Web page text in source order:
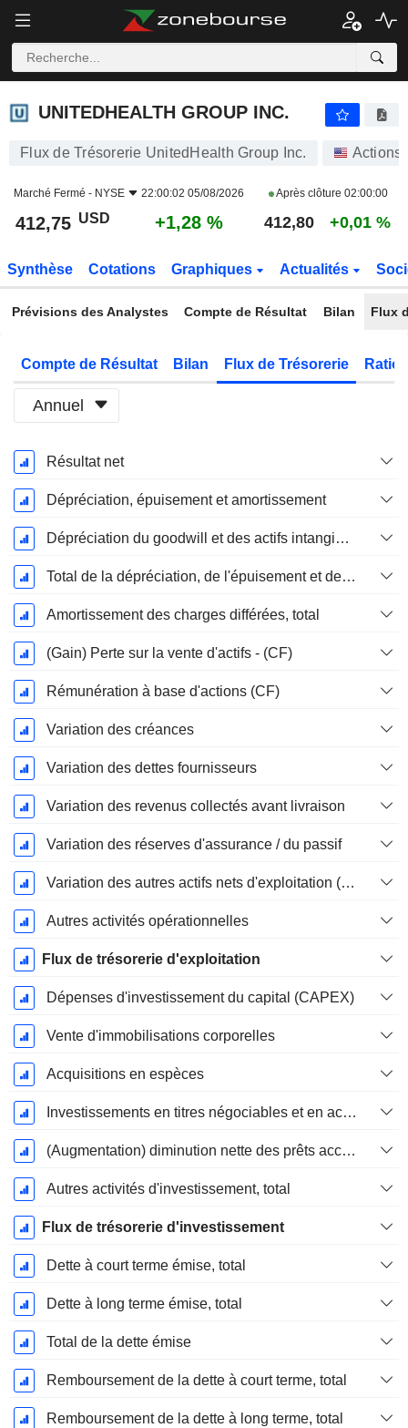
UNITEDHEALTH GROUP INC.
Flux de Trésorerie UnitedHealth Group Inc. Actions
Marché Fermé - NYSE 22:00:02 05/08/2026 Après clôture 02:00:00
412,75 USD +1,28 % 412,80 +0,01 %
Synthèse Cotations Graphiques Actualités
Prévisions des Analystes Compte de Résultat Bilan Flux
Compte de Résultat Bilan Flux de Trésorerie
Annuel
Période
Fiscale:
Décembre
Résultat net
Dépréciation, épuisement et amortissement
Dépréciation du goodwill et des actifs intangibles
Total de la dépréciation, de l'épuisement et de l'amortissement
Amortissement des charges différées, total
(Gain) Perte sur la vente d'actifs - (CF)
Rémunération à base d'actions (CF)
Variation des créances
Variation des dettes fournisseurs
Variation des revenus collectés avant livraison
Variation des réserves d'assurance / du passif
Variation des autres actifs nets d'exploitation (perçus)
Autres activités opérationnelles
Flux de trésorerie d'exploitation
Dépenses d'investissement du capital (CAPEX)
Vente d'immobilisations corporelles
Acquisitions en espèces
Investissements en titres négociables et en actions, total
(Augmentation) diminution nette des prêts accordés / vendus - Investissements
Autres activités d'investissement, total
Flux de trésorerie d'investissement
Dette à court terme émise, total
Dette à long terme émise, total
Total de la dette émise
Remboursement de la dette à court terme, total
Remboursement de la dette à long terme, total